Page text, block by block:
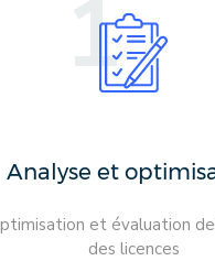
1
Analyse et
et évaluation
des licences